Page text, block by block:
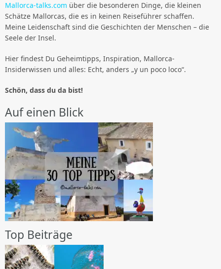
Mallorca-talks.com über die besonderen Dinge, die kleinen
Schätze Mallorcas, die es in keinen Reiseführer schaffen.
Meine Leidenschaft sind die Geschichten der Menschen – die
Seele der Insel.
Hier findest Du Geheimtipps, Inspiration, Mallorca-
Insiderwissen und alles: Echt, anders „y un poco loco“.
Schön, dass du da bist!
Auf einen Blick
Top Beiträge